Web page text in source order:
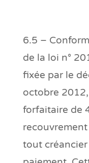
6.5 –
de la loi n°
fixée par le
octobre
forfaitaire de
tout